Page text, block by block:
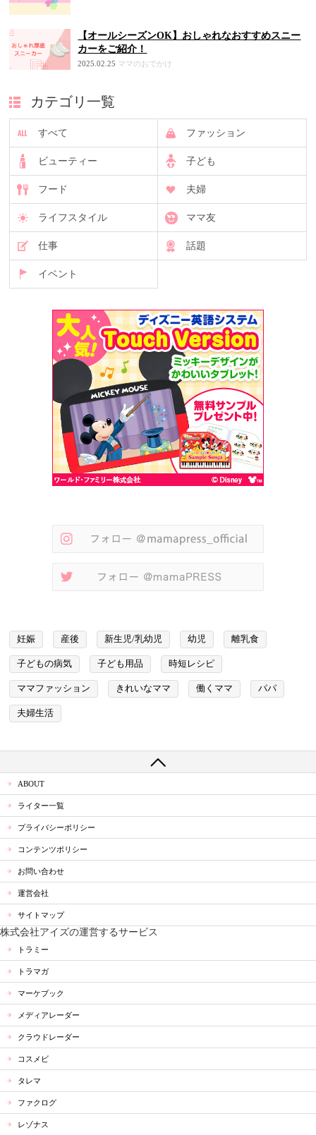
【オールシーズンOK】おしゃれなおすすめスニー
カーをご紹介！
2025.02.25 ママのおでかけ
カテゴリ一覧
すべて ファッション
ビューティー 子ども
フード 夫婦
ライフスタイル ママ友
仕事 話題
イベント
妊娠 産後 新生児/乳幼児 幼児 離乳食
子どもの病気 子ども用品 時短レシピ
ママファッション きれいなママ 働くママ パパ
夫婦生活
ABOUT
ライター一覧
プライバシーポリシー
コンテンツポリシー
お問い合わせ
運営会社
サイトマップ
株式会社アイズの運営するサービス
トラミー
トラマガ
マーケブック
メディアレーダー
クラウドレーダー
コスメビ
タレマ
ファクログ
レゾナス